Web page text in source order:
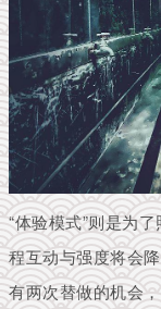
“体验模式”则是为
程互动与强度将会
有两次替做的机会